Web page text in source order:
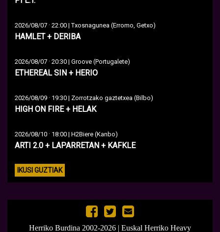
2026/08/07 · 22:00 | Txosnagunea (Erromo, Getxo)
HAMLET + DERIBA
2026/08/07 · 20:30 | Groove (Portugalete)
ETHEREAL SIN + HERIO
2026/08/09 · 19:30 | Zorrotzako gaztetxea (Bilbo)
HIGH ON FIRE + HELAK
2026/08/10 · 18:00 | H2Biere (Kanbo)
ARTI 2.0 + LAPARRETAN + KAFKLE
IKUSI GUZTIAK
Herriko Burdina 2002-2026 | Euskal Herriko Heavy